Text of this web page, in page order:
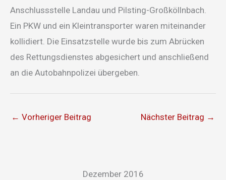
Anschlussstelle Landau und Pilsting-Großköllnbach.
Ein PKW und ein Kleintransporter waren miteinander
kollidiert. Die Einsatzstelle wurde bis zum Abrücken
des Rettungsdienstes abgesichert und anschließend
an die Autobahnpolizei übergeben.
← Vorheriger Beitrag Nächster Beitrag →
Dezember 2016